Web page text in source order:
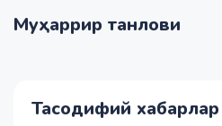
Муҳаррир танлови
Тасодифий хабарлар